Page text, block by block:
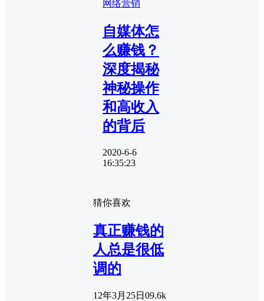
网络营销
自媒体怎
么赚钱？
深度揭秘
神秘操作
和高收入
的背后
2020-6-6
16:35:23
猜你喜欢
真正赚钱的
人总是很低
调的
12年3月25日 09.6k